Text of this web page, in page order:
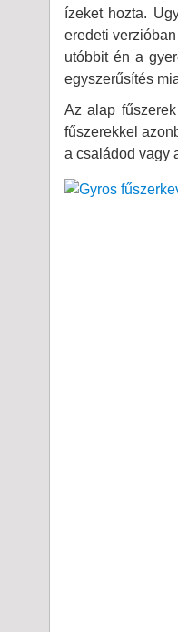
ízeket hozta.
eredeti
utóbbit én a
egyszerűsítés
Az alap
fűszerekkel
a családod vagy